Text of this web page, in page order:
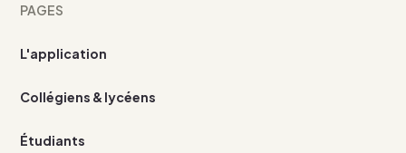
PAGES
L'application
Collégiens & lycéens
Étudiants